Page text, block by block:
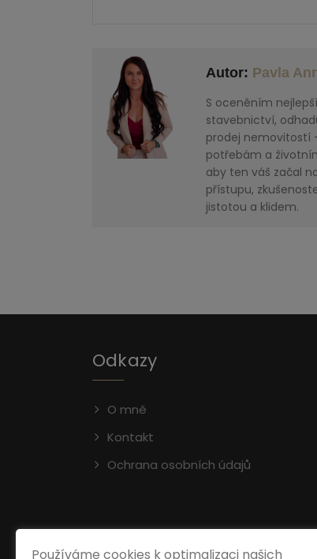
Autor: Pavla
S oceněním
stavebnictví,
prodej nemovitostí
potřebám a
aby ten váš začal
přístupu,
jistotou a klidem.
Odkazy
O mně
Kontakt
Ochrana osobních údajů
Používáme cookies k optimalizaci našich